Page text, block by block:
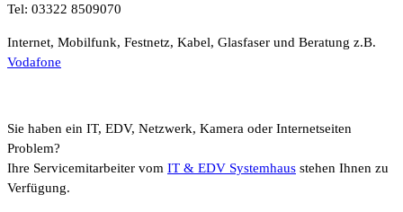
Tel: 03322 8509070
Internet, Mobilfunk, Festnetz, Kabel, Glasfaser und Beratung z.B.
Vodafone
Sie haben ein IT, EDV, Netzwerk, Kamera oder Internetseiten
Problem?
Ihre Servicemitarbeiter vom IT & EDV Systemhaus stehen Ihnen zu
Verfügung.